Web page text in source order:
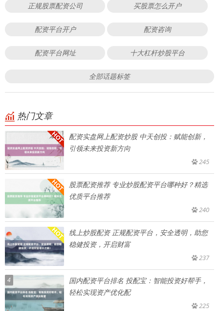
正规股票配资公司 买股票怎么开户
配资平台开户 配资咨询
配资平台网址 十大杠杆炒股平台
全部话题标签
热门文章
配资实盘网上配资炒股 中天创投：赋能创新，
引领未来投资新方向
245
股票配资推荐 专业炒股配资平台哪种好？精选
优质平台推荐
240
线上炒股配资 正规配资平台，安全透明，助您
稳健投资，开启财富
237
4
国内配资平台排名 投配宝：智能投资好帮手，
轻松实现资产优化配
225